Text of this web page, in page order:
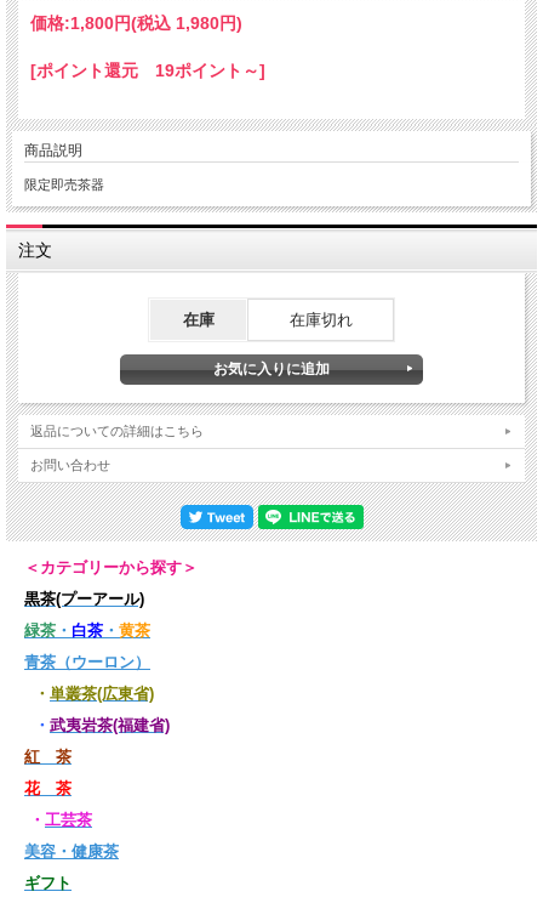
価格:1,800円(税込 1,980円)
[ポイント還元 19ポイント～]
商品説明
限定即売茶器
注文
在庫 在庫切れ
返品についての詳細はこちら
お問い合わせ
＜カテゴリーから探す＞
黒茶(プーアール)
緑茶 ・ 白茶 ・ 黄茶
青茶（ウーロン）
・ 単叢茶(広東省)
・ 武夷岩茶(福建省)
紅 茶
花 茶
・ 工芸茶
美容・健康茶
ギフト